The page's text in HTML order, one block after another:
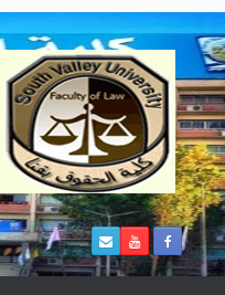
Skip
to
content